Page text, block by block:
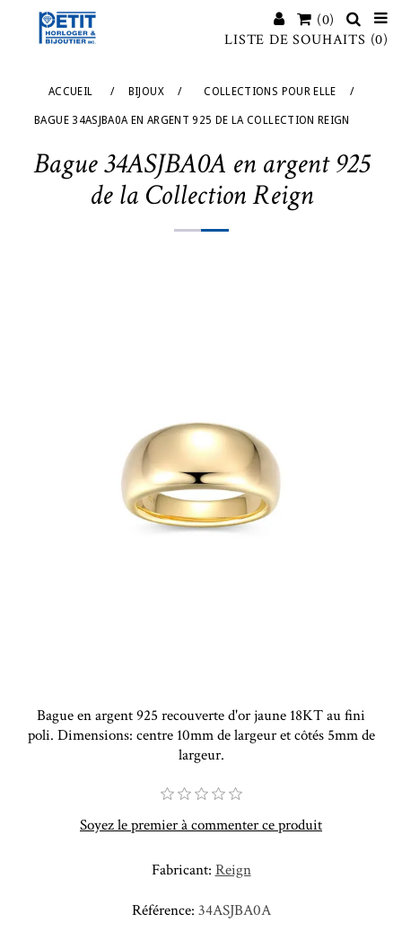
(0)
LISTE DE SOUHAITS (0)
ACCUEIL / BIJOUX / COLLECTIONS POUR ELLE /
BAGUE 34ASJBA0A EN ARGENT 925 DE LA COLLECTION REIGN
Bague 34ASJBA0A en argent 925
de la Collection Reign
Bague en argent 925 recouverte d'or jaune 18KT au fini
poli. Dimensions: centre 10mm de largeur et côtés 5mm de
largeur.
Soyez le premier à commenter ce produit
Fabricant: Reign
Référence: 34ASJBA0A